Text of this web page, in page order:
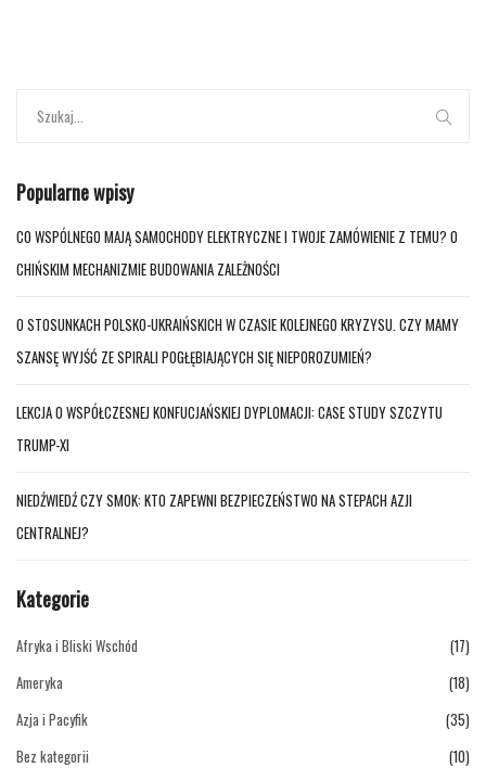
Popularne wpisy
CO WSPÓLNEGO MAJĄ SAMOCHODY ELEKTRYCZNE I TWOJE ZAMÓWIENIE Z TEMU? O
CHIŃSKIM MECHANIZMIE BUDOWANIA ZALEŻNOŚCI
O STOSUNKACH POLSKO-UKRAIŃSKICH W CZASIE KOLEJNEGO KRYZYSU. CZY MAMY
SZANSĘ WYJŚĆ ZE SPIRALI POGŁĘBIAJĄCYCH SIĘ NIEPOROZUMIEŃ?
LEKCJA O WSPÓŁCZESNEJ KONFUCJAŃSKIEJ DYPLOMACJI: CASE STUDY SZCZYTU
TRUMP-XI
NIEDŹWIEDŹ CZY SMOK: KTO ZAPEWNI BEZPIECZEŃSTWO NA STEPACH AZJI
CENTRALNEJ?
Kategorie
Afryka i Bliski Wschód
(17)
Ameryka
(18)
Azja i Pacyfik
(35)
Bez kategorii
(10)